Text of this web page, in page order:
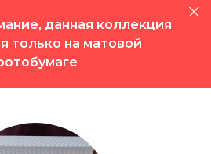
данная коллекция
только на матовой